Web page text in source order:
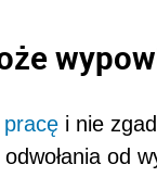
i nie
od